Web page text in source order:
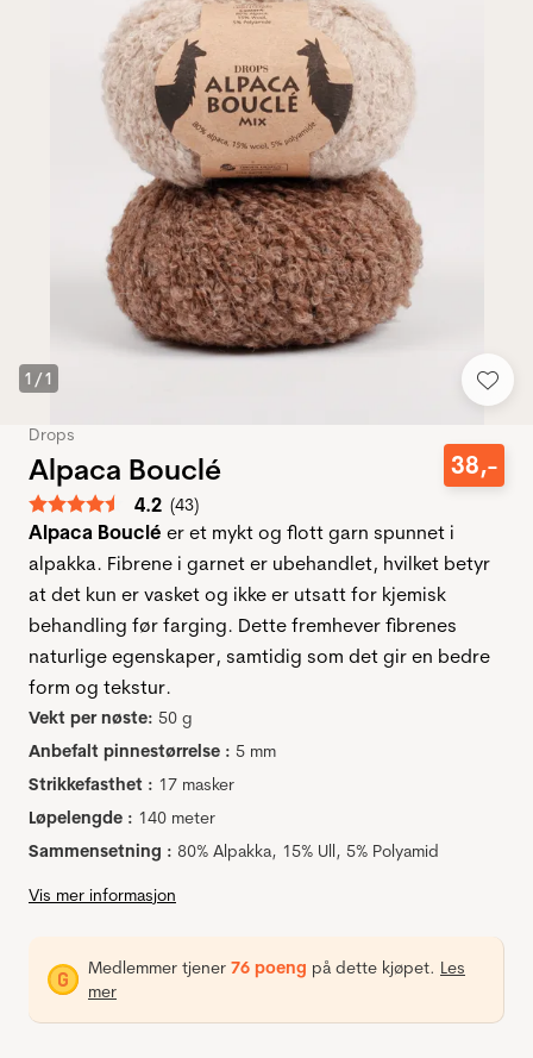
1 /1
Drops
Alpaca Bouclé
Gjennomsnittskarakter:
4.2 (stemmer:
43)
38,-
Alpaca Bouclé er et mykt og flott garn spunnet i
alpakka. Fibrene i garnet er ubehandlet, hvilket betyr
at det kun er vasket og ikke er utsatt for kjemisk
behandling før farging. Dette fremhever fibrenes
naturlige egenskaper, samtidig som det gir en bedre
form og tekstur.
Vekt per nøste: 50 g
Anbefalt pinnestørrelse : 5 mm
Strikkefasthet : 17 masker
Løpelengde : 140 meter
Sammensetning : 80% Alpakka, 15% Ull, 5% Polyamid
Vis mer informasjon
Medlemmer tjener 76 poeng på dette kjøpet. Les
mer